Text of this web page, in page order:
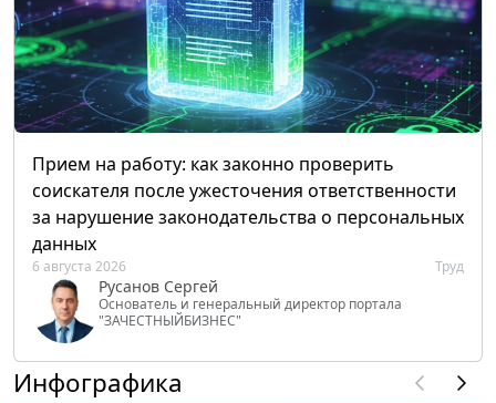
Прием на работу: как законно проверить
соискателя после ужесточения ответственности
за нарушение законодательства о персональных
данных
6 августа 2026 Труд
Русанов Сергей
Основатель и генеральный директор портала
"ЗАЧЕСТНЫЙБИЗНЕС"
Инфографика